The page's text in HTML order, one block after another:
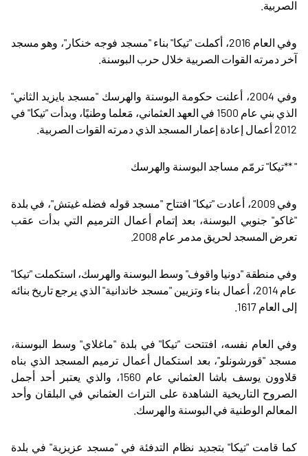
الصربية
وفي العام 2016، أكملت "تيكا" بناء "مسجد فوجه خنكار"، وهو مسجد
آخر دمرته القوات الصربية خلال حرب البوسنة
وفي 2004، أعلنت حكومة البوسنة والهرسك "مسجد بايزيد الثاني"
الذي بني عام 1500 في العهد العثماني، مَعلما وطنيًا، وبدأت "تيكا" في
2012 أعمال إعادة إعمار المسجد الذي دمرته القوات الصربية
** "تيكا" ترمّم مساجد البوسنة والهرسك
وفي 2009، أعادت "تيكا" افتتاح "مسجد قوله فضله غيتش"، في بلدة
"غاكو" جنوبي البوسنة، بعد إتمام أعمال الترميم التي بدأت عقب
تعرض المسجد لحريق مدمر عام 2008
وفي منطقة "دونيا واقوف" وسط البوسنة والهرسك، استكملت "تيكا"
عام 2014، أعمال بناء وتزيين "مسجد خاندانية" الذي يرجع تاريخ بنائه
إلى العام 1617
​​​وفي العام نفسه، افتتحت "تيكا" في بلدة "ماغلاي" وسط البوسنة،
مسجد "قورشونلو"، بعد استكمال أعمال ترميم المسجد الذي بناه
قلاوون يوسف باشا العثماني عام 1560، والذي يعتبر أحد أجمل
الصروح التاريخية الشاهدة على التراث العثماني في البلقان وأحد
المعالم الوطنية في البوسنة والهرسك
كما قامت "تيكا" بتجديد نظام التدفئة في "مسجد عزيزية" في بلدة